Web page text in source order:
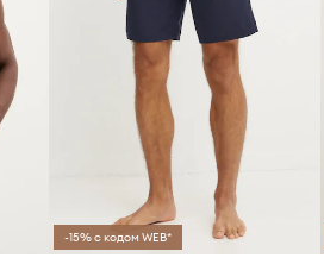
-15% с кодом WEB*